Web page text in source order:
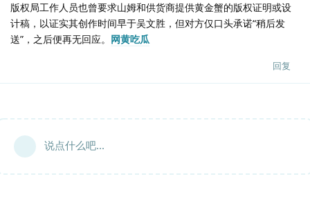
版权局工作人员也曾要求山姆和供货商提供黄金蟹的版权证明或设
计稿，以证实其创作时间早于吴文胜，但对方仅口头承诺“稍后发
送”，之后便再无回应。 网黄吃瓜
回复
说点什么吧...